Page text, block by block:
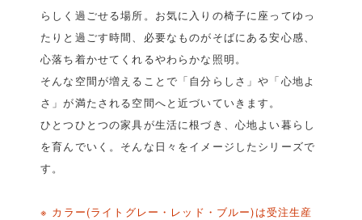
らしく過ごせる場所。お気に入りの椅子に座ってゆっ
たりと過ごす時間、必要なものがそばにある安心感、
心落ち着かせてくれるやわらかな照明。
そんな空間が増えることで「自分らしさ」や「心地よ
さ」が満たされる空間へと近づいていきます。
ひとつひとつの家具が生活に根づき、心地よい暮らし
を育んでいく。そんな日々をイメージしたシリーズで
す。
※ カラー(ライトグレー・レッド・ブルー)は受注生産